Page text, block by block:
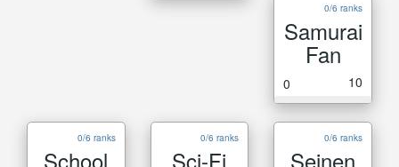
0/6 ranks
Samurai
Fan
0 10
0/6 ranks
School
0/6 ranks
Sci-Fi
0/6 ranks
Seinen